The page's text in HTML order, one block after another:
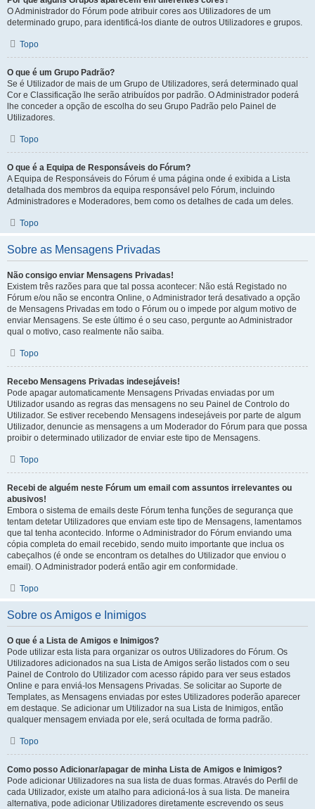
O Administrador do Fórum pode atribuir cores aos Utilizadores de um
determinado grupo, para identificá-los diante de outros Utilizadores e grupos.
Topo
O que é um Grupo Padrão?
Se é Utilizador de mais de um Grupo de Utilizadores, será determinado qual
Cor e Classificação lhe serão atribuídos por padrão. O Administrador poderá
lhe conceder a opção de escolha do seu Grupo Padrão pelo Painel de
Utilizadores.
Topo
O que é a Equipa de Responsáveis do Fórum?
A Equipa de Responsáveis do Fórum é uma página onde é exibida a Lista
detalhada dos membros da equipa responsável pelo Fórum, incluindo
Administradores e Moderadores, bem como os detalhes de cada um deles.
Topo
Sobre as Mensagens Privadas
Não consigo enviar Mensagens Privadas!
Existem três razões para que tal possa acontecer: Não está Registado no
Fórum e/ou não se encontra Online, o Administrador terá desativado a opção
de Mensagens Privadas em todo o Fórum ou o impede por algum motivo de
enviar Mensagens. Se este último é o seu caso, pergunte ao Administrador
qual o motivo, caso realmente não saiba.
Topo
Recebo Mensagens Privadas indesejáveis!
Pode apagar automaticamente Mensagens Privadas enviadas por um
Utilizador usando as regras das mensagens no seu Painel de Controlo do
Utilizador. Se estiver recebendo Mensagens indesejáveis por parte de algum
Utilizador, denuncie as mensagens a um Moderador do Fórum para que possa
proibir o determinado utilizador de enviar este tipo de Mensagens.
Topo
Recebi de alguém neste Fórum um email com assuntos irrelevantes ou
abusivos!
Embora o sistema de emails deste Fórum tenha funções de segurança que
tentam detetar Utilizadores que enviam este tipo de Mensagens, lamentamos
que tal tenha acontecido. Informe o Administrador do Fórum enviando uma
cópia completa do email recebido, sendo muito importante que inclua os
cabeçalhos (é onde se encontram os detalhes do Utilizador que enviou o
email). O Administrador poderá então agir em conformidade.
Topo
Sobre os Amigos e Inimigos
O que é a Lista de Amigos e Inimigos?
Pode utilizar esta lista para organizar os outros Utilizadores do Fórum. Os
Utilizadores adicionados na sua Lista de Amigos serão listados com o seu
Painel de Controlo do Utilizador com acesso rápido para ver seus estados
Online e para enviá-los Mensagens Privadas. Se solicitar ao Suporte de
Templates, as Mensagens enviadas por estes Utilizadores poderão aparecer
em destaque. Se adicionar um Utilizador na sua Lista de Inimigos, então
qualquer mensagem enviada por ele, será ocultada de forma padrão.
Topo
Como posso Adicionar/apagar de minha Lista de Amigos e Inimigos?
Pode adicionar Utilizadores na sua lista de duas formas. Através do Perfil de
cada Utilizador, existe um atalho para adicioná-los à sua lista. De maneira
alternativa, pode adicionar Utilizadores diretamente escrevendo os seus